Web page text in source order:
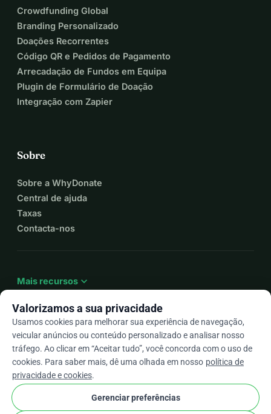
Crowdfunding Global
Branding Personalizado
Doações Recorrentes
Código QR e Pedidos de Pagamento
Arrecadação de Fundos em Equipa
Plugin de Formulário de Doação
Integração com Zapier
Sobre
Sobre a WhyDonate
Central de ajuda
Taxas
Contacta-nos
Mais recursos expand_more
Ptarrow_drop_down
★★★★★4,9 / 5 com base em mais de 500 avaliações
Valorizamos a sua privacidade
Usamos cookies para melhorar sua experiência de navegação,
veicular anúncios ou conteúdo personalizado e analisar nosso
tráfego. Ao clicar em “Aceitar tudo”, você concorda com o uso de
cookies. Para saber mais, dê uma olhada em nosso política de
privacidade e cookies.
Gerenciar preferências